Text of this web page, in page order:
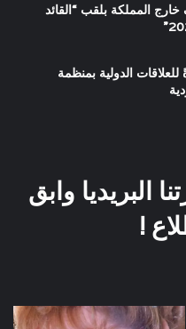
خارج المملكة بلقب “القائد
الدولية بمنظمة
البريديا وابق
!
صورة